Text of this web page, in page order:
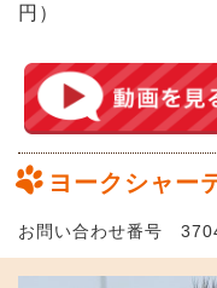
円）
ヨークシャー
お問い合わせ番号